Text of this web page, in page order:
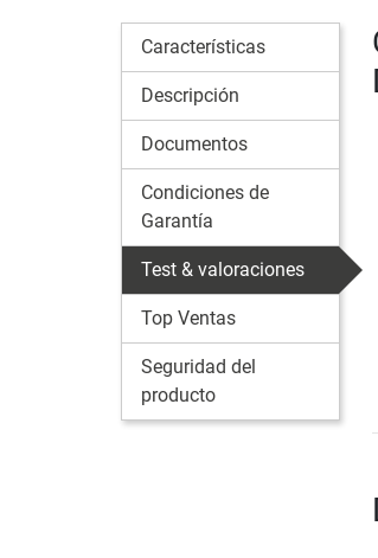
Características
Descripción
Documentos
Condiciones de
Garantía
Test & valoraciones
Top Ventas
Seguridad del
producto